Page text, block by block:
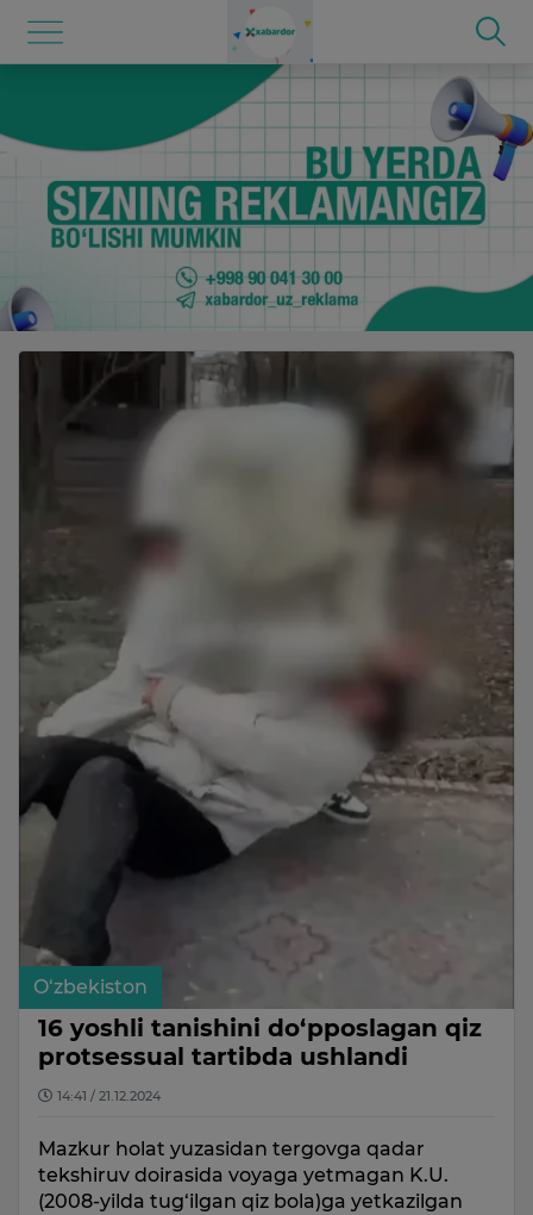
O‘zbekiston
16 yoshli tanishini do‘pposlagan qiz
protsessual tartibda ushlandi
14:41 / 21.12.2024
Mazkur holat yuzasidan tergovga qadar
tekshiruv doirasida voyaga yetmagan K.U.
(2008-yilda tug‘ilgan qiz bola)ga yetkazilgan